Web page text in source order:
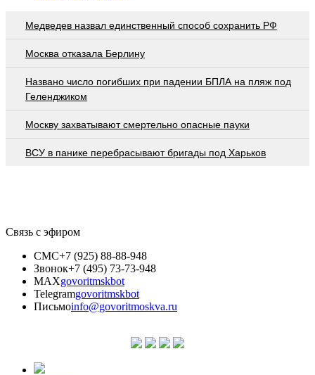
Медведев назвал единственный способ сохранить РФ
Москва отказала Берлину
Названо число погибших при падении БПЛА на пляж под
Геленджиком
Москву захватывают смертельно опасные пауки
ВСУ в панике перебрасывают бригады под Харьков
Связь с эфиром
СМС+7 (925) 88-88-948
Звонок+7 (495) 73-73-948
MAXgovoritmskbot
Telegramgovoritmskbot
Письмоinfo@govoritmoskva.ru